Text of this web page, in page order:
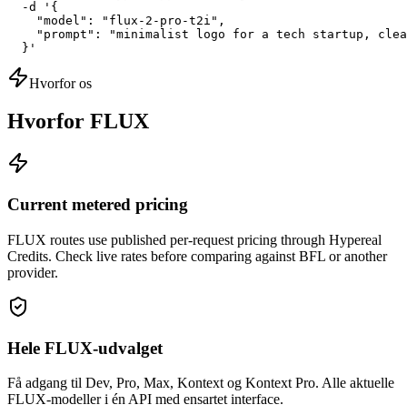
  -d '{
    "model": "flux-2-pro-t2i",
"prompt": "minimalist logo for a tech startup,
  }'
Hvorfor os
Hvorfor FLUX
Current metered pricing
FLUX routes use published per-request pricing through Hypereal
Credits. Check live rates before comparing against BFL or another
provider.
Hele FLUX-udvalget
Få adgang til Dev, Pro, Max, Kontext og Kontext Pro. Alle aktuelle
FLUX-modeller i én API med ensartet interface.